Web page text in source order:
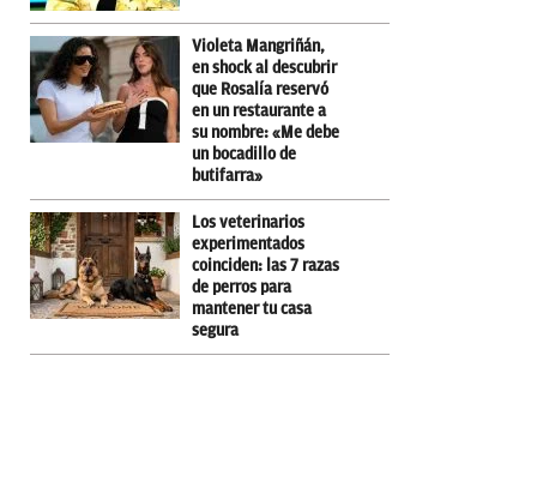
Violeta Mangriñán,
en shock al descubrir
que Rosalía reservó
en un restaurante a
su nombre: «Me debe
un bocadillo de
butifarra»
Los veterinarios
experimentados
coinciden: las 7 razas
de perros para
mantener tu casa
segura